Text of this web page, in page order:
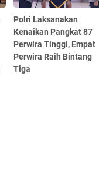
Polri Laksanakan
Kenaikan Pangkat 87
Perwira Tinggi, Empat
Perwira Raih Bintang
Tiga